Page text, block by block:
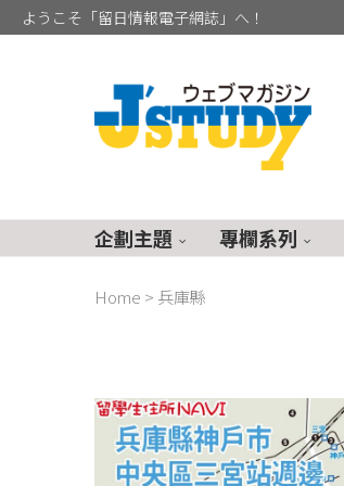
ようこそ「留日情報電子網誌」へ！
企劃主題 專欄系列
Home > 兵庫縣